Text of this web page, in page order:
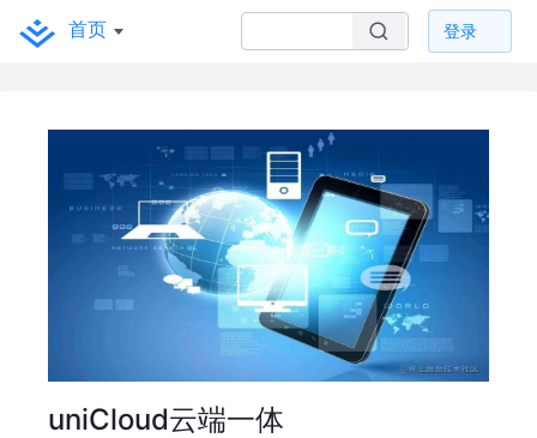
首页 登录
uniCloud云端一体